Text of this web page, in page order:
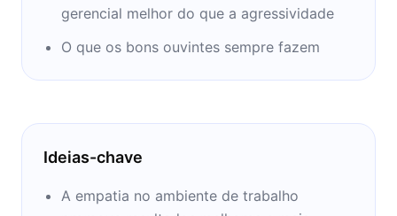
gerencial melhor do que a agressividade
O que os bons ouvintes sempre fazem
Ideias-chave
A empatia no ambiente de trabalho